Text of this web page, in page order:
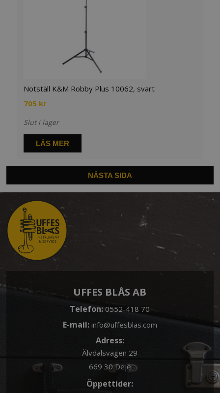
Notställ K&M Robby Plus 10062, svart
705 kr
Slut i lager
LÄS MER
NÄSTA SIDA
UFFES BLÅS AB
Telefon:0552-418 70
E-mail: info@uffesblas.com
Adress:
Älvdalsvägen 29
669 30 Deje
Öppettider: